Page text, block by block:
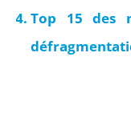
Top 15 des